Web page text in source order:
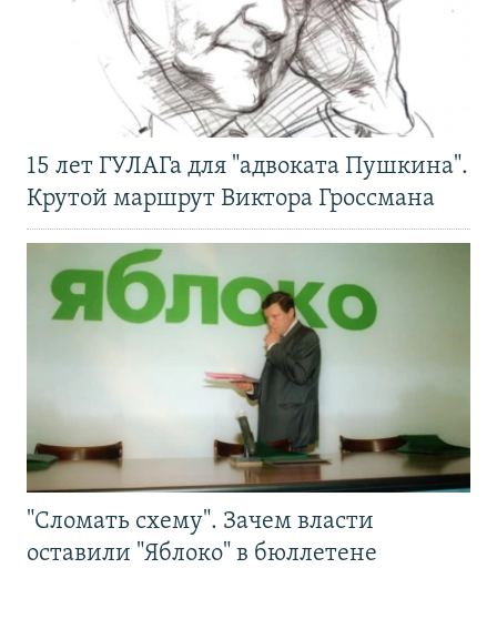
15 лет ГУЛАГа для "адвоката Пушкина".
Крутой маршрут Виктора Гроссмана
"Сломать схему". Зачем власти
оставили "Яблоко" в бюллетене